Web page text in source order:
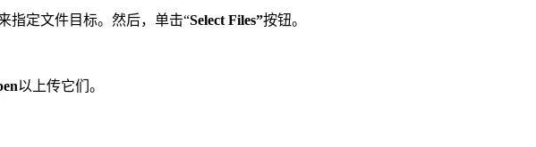
指定文件目标。然后，单击“Select Files”按钮。
以上传它们。